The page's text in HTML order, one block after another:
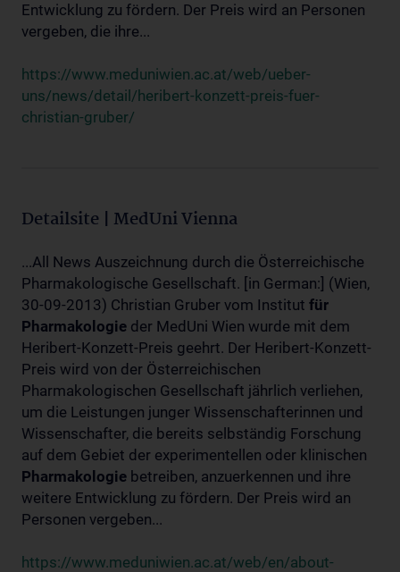
Entwicklung zu fördern. Der Preis wird an Personen
vergeben, die ihre...
https://www.meduniwien.ac.at/web/ueber-
uns/news/detail/heribert-konzett-preis-fuer-
christian-gruber/
Detailsite | MedUni Vienna
...All News Auszeichnung durch die Österreichische
Pharmakologische Gesellschaft. [in German:] (Wien,
30-09-2013) Christian Gruber vom Institut für
Pharmakologie der MedUni Wien wurde mit dem
Heribert-Konzett-Preis geehrt. Der Heribert-Konzett-
Preis wird von der Österreichischen
Pharmakologischen Gesellschaft jährlich verliehen,
um die Leistungen junger Wissenschafterinnen und
Wissenschafter, die bereits selbständig Forschung
auf dem Gebiet der experimentellen oder klinischen
Pharmakologie betreiben, anzuerkennen und ihre
weitere Entwicklung zu fördern. Der Preis wird an
Personen vergeben...
https://www.meduniwien.ac.at/web/en/about-